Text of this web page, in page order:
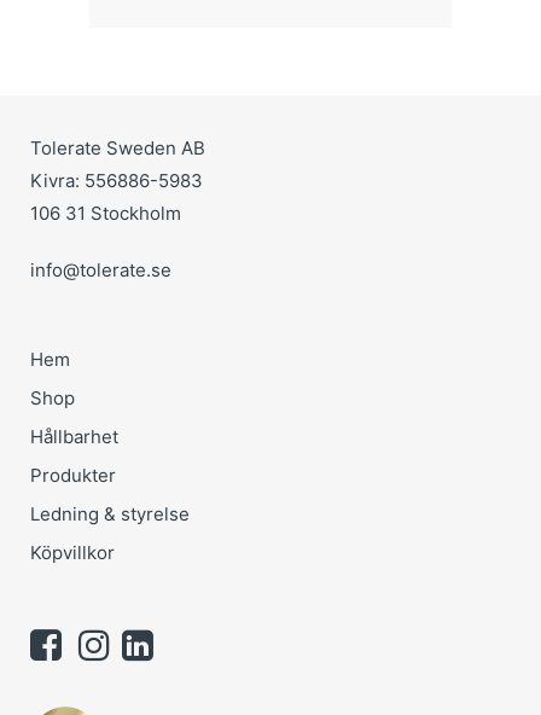
Tolerate Sweden AB
Kivra: 556886-5983
106 31 Stockholm
info@tolerate.se
Hem
Shop
Hållbarhet
Produkter
Ledning & styrelse
Köpvillkor